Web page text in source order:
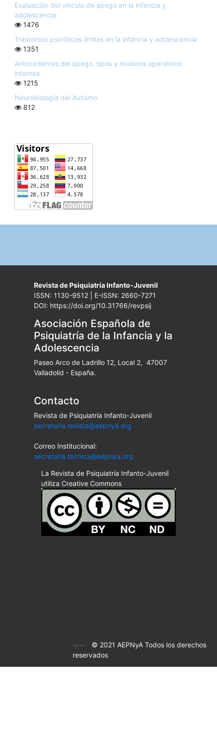
Evaluación del vínculo de apego en la infancia y
adolescencia
1476
Trastornos psicóticos límites en la infancia y adolescencia
1351
Antecedentes del apego, tipos y modelos operativos
internos
1215
Neurobiología del Autismo
812
Revista de Psiquiatría Infanto-Juvenil
ISSN: 1130-9512 | E-ISSN: 2660-7271
DOI: https://doi.org/10.31766/revpsij
Asociación Española de
Psiquiatría de la Infancia y la
Adolescencia
Paseo Arco de Ladrillo 12, Local 2, 47007
Valladolid - España.
Contacto
Revista de Psiquiatría Infanto-Juvenil
secretaria.revista@aepnya.org
Correo Institucional:
secretaria.tecnica@aepnya.org
La Revista de Psiquiatría Infanto-Juvenil
utiliza Creative Commons
© 2021 AEPNyA Todos los derechos
reservados